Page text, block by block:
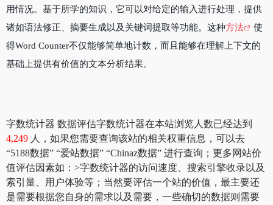
用情况。基于所学的知识，它可以对给定的输入进行处理，提供
诸如语法修正、摘要生成以及关键词提取等功能。这种方法
使
得Word Counter不仅能够简单地计数，而且能够在理解上下文的
基础上提供有价值的文本分析结果。
字数统计器 数据评估字数统计器在本站浏览人数已经达到
4,249 人，如果您需要查询该站的相关权重信息，可以去
“5188数据” “爱站数据” “Chinaz数据” 进行查询；更多网站价
值评估因素如：>字数统计器的访问速度、搜索引擎收录以及
索引量、用户体验等；当然要评估一个站的价值，最主要还
是需要根据您自身的需求以及需要，一些确切的数据则需要